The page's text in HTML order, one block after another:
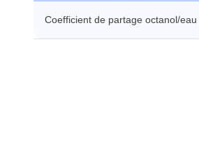
Coefficient de partage octanol/